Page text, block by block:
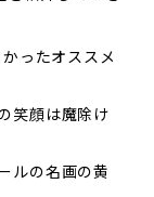
ったオススメ
笑顔は魔除け
ルの名画の黄